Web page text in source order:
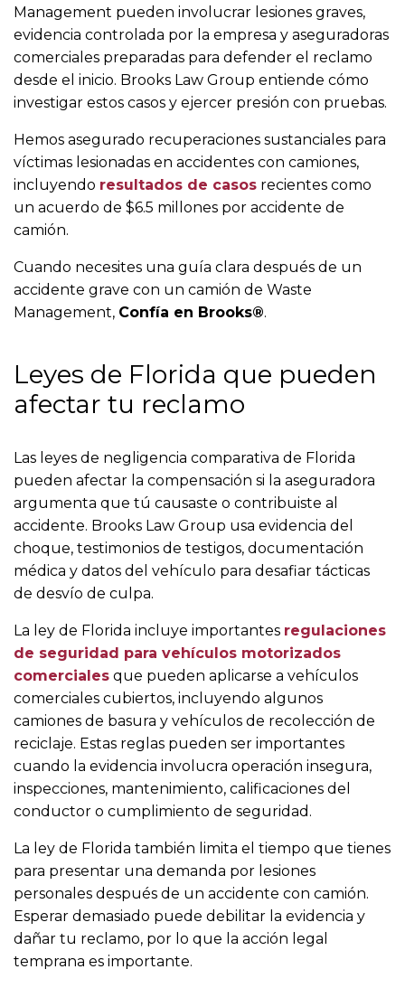
Management pueden involucrar lesiones graves,
evidencia controlada por la empresa y aseguradoras
comerciales preparadas para defender el reclamo
desde el inicio. Brooks Law Group entiende cómo
investigar estos casos y ejercer presión con pruebas.
Hemos asegurado recuperaciones sustanciales para
víctimas lesionadas en accidentes con camiones,
incluyendo resultados de casos recientes como
un acuerdo de $6.5 millones por accidente de
camión.
Cuando necesites una guía clara después de un
accidente grave con un camión de Waste
Management, Confía en Brooks®.
Leyes de Florida que pueden
afectar tu reclamo
Las leyes de negligencia comparativa de Florida
pueden afectar la compensación si la aseguradora
argumenta que tú causaste o contribuiste al
accidente. Brooks Law Group usa evidencia del
choque, testimonios de testigos, documentación
médica y datos del vehículo para desafiar tácticas
de desvío de culpa.
La ley de Florida incluye importantes regulaciones
de seguridad para vehículos motorizados
comerciales que pueden aplicarse a vehículos
comerciales cubiertos, incluyendo algunos
camiones de basura y vehículos de recolección de
reciclaje. Estas reglas pueden ser importantes
cuando la evidencia involucra operación insegura,
inspecciones, mantenimiento, calificaciones del
conductor o cumplimiento de seguridad.
La ley de Florida también limita el tiempo que tienes
para presentar una demanda por lesiones
personales después de un accidente con camión.
Esperar demasiado puede debilitar la evidencia y
dañar tu reclamo, por lo que la acción legal
temprana es importante.